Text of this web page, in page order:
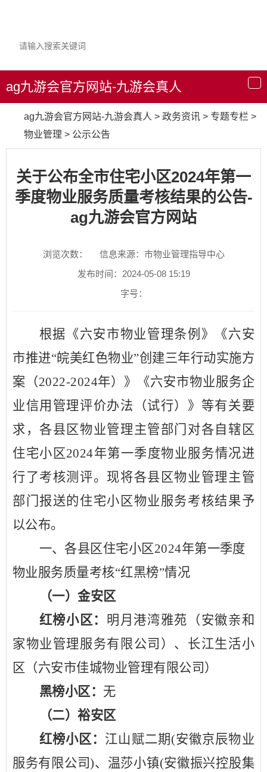
导
航
ag九游会官方网站-九游会真人
ag九游会官方网站-九游会真人 > 政务资讯 > 专题专栏 >
物业管理 > 公示公告
关于公布全市住宅小区2024年第一
季度物业服务质量考核结果的公告-
ag九游会官方网站
浏览次数：
信息来源：市物业管理指导中心
发布时间：2024-05-08 15:19
字号：
根据 《六安市物业管理条例》
《六安
市推进“皖美红色物业”创建三年行动实施方
案（2022-2024年）》
《六安市物业服务企
业信用管理评价办法（试行）》 等有关要
求，各县区物业管理主管部门对各自辖区
住宅小区2024年第一季度物业服务情况进
行了考核测评。现将各县区物业管理主管
部门报送的住宅小区物业服务考核结果予
以公布。
一、各县区住宅小区2024年第一季度
物业服务质量考核“红黑榜”情况
（一）金安区
红榜小区： 明月港湾雅苑（安徽亲和
家物业管理服务有限公司）、长江生活小
区（六安市佳城物业管理有限公司）
黑榜小区： 无
（二）裕安区
红榜小区： 江山赋二期(安徽京辰物业
服务有限公司)、温莎小镇(安徽振兴控股集